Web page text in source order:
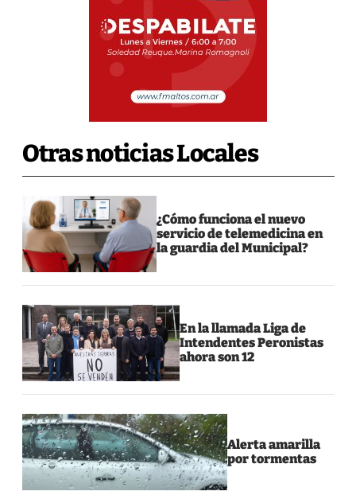
Otras noticias Locales
¿Cómo funciona el nuevo
servicio de telemedicina en
la guardia del Municipal?
En la llamada Liga de
Intendentes Peronistas
ahora son 12
Alerta amarilla
por tormentas